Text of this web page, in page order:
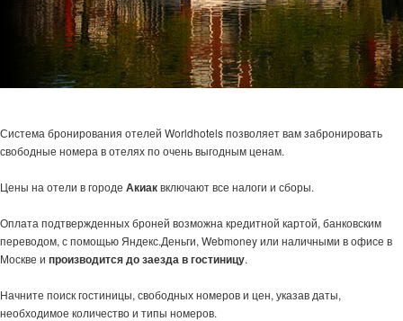
Система бронирования отелей Worldhotels позволяет вам забронировать
свободные номера в отеляхпо очень выгодным ценам.
Цены на отели в городе Акиаквключают все налоги и сборы.
Оплата подтвержденных броней возможна кредитной картой, банковским
переводом, с помощью Яндекс.Деньги, Webmoney или наличными в офисе в
Москве и производится до заезда в гостиницу.
Начните поиск гостиницы, свободных номеров и цен, указав даты,
необходимое количество и типы номеров.